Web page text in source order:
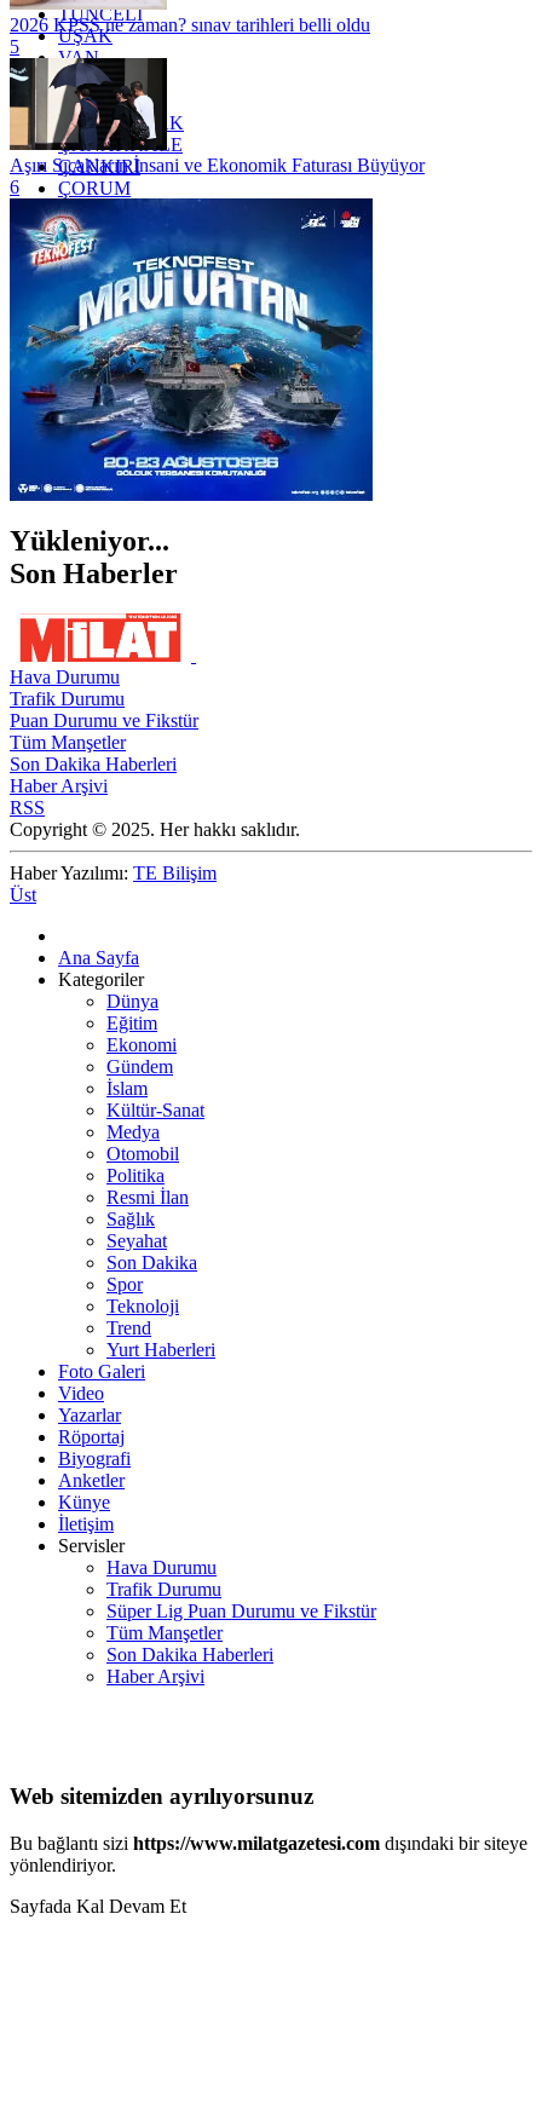
TUNCELİ
UŞAK
VAN
YALOVA
YOZGAT
ZONGULDAK
ÇANAKKALE
ÇANKIRI
ÇORUM
İSTANBUL
İZMİR
ŞANLIURFA
ŞIRNAK
2026 KPSS ne zaman? sınav tarihleri belli oldu
5
Aşırı Sıcakların İnsani ve Ekonomik Faturası Büyüyor
6
Yükleniyor...
Son Haberler
Hava Durumu
Trafik Durumu
Puan Durumu ve Fikstür
Tüm Manşetler
Son Dakika Haberleri
Haber Arşivi
RSS
Copyright © 2025. Her hakkı saklıdır.
Haber Yazılımı: TE Bilişim
Üst
Ana Sayfa
Kategoriler
Dünya
Eğitim
Ekonomi
Gündem
İslam
Kültür-Sanat
Medya
Otomobil
Politika
Resmi İlan
Sağlık
Seyahat
Son Dakika
Spor
Teknoloji
Trend
Yurt Haberleri
Foto Galeri
Video
Yazarlar
Röportaj
Biyografi
Anketler
Künye
İletişim
Servisler
Hava Durumu
Trafik Durumu
Süper Lig Puan Durumu ve Fikstür
Tüm Manşetler
Son Dakika Haberleri
Haber Arşivi
Web sitemizden ayrılıyorsunuz
Bu bağlantı sizi https://www.milatgazetesi.com dışındaki bir siteye
yönlendiriyor.
Sayfada Kal Devam Et